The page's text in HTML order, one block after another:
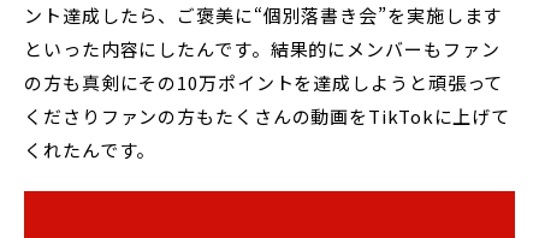
ント達成したら、ご褒美に“個別落書き会”を実施します
といった内容にしたんです。結果的にメンバーもファン
の方も真剣にその10万ポイントを達成しようと頑張って
くださりファンの方もたくさんの動画をTikTokに上げて
くれたんです。